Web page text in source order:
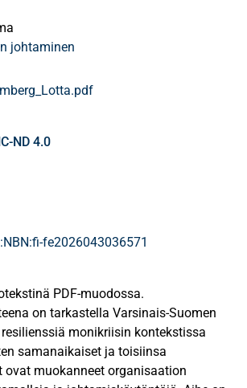
johtaminen
ND 4.0
fe2026043036571
PDF-muodossa.
on tarkastella Varsinais-Suomen
monikriisin kontekstissa
samanaikaiset ja toisiinsa
ovat muokanneet organisaation